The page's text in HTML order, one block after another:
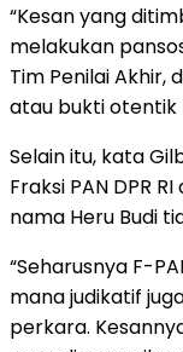
“Kesan yang
melakukan
Tim Penilai Akhir,
atau bukti otentik
Selain itu, kata
Fraksi PAN DPR
nama Heru Budi
“Seharusnya F-
mana judikatif
perkara.